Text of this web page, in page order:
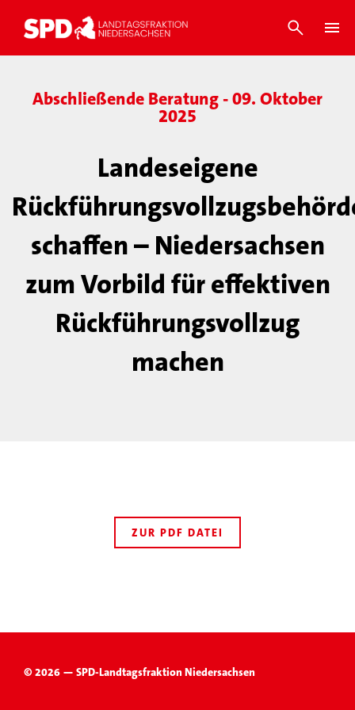
Abschließende Beratung - 09. Oktober
2025
Landeseigene
schaffen – Niedersachsen
zum Vorbild für effektiven
Rückführungsvollzug
machen
ZUR PDF DATEI
© 2026 — SPD-Landtagsfraktion Niedersachsen